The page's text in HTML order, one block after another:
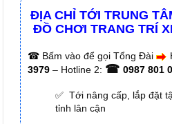
ĐỊA CHỈ TỚI TRUNG
ĐỒ CHƠI TRANG TRÍ
☎ Bấm vào để gọi Tổng Đài
3979 – Hotline 2: ☎ 0987 801
✅ Tới nâng cấp, lắp đặt
tỉnh lân cận